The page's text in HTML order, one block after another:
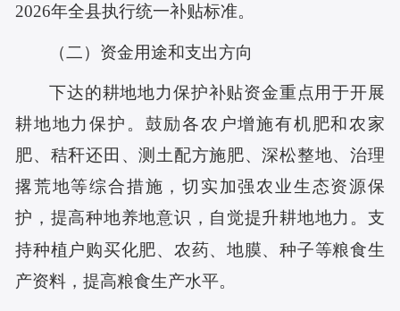
2026年全县执行统一补贴标准。
（二）资金用途和支出方向
下达的耕地地力保护补贴资金重点用于开展
耕地地力保护。鼓励各农户增施有机肥和农家
肥、秸秆还田、测土配方施肥、深松整地、治理
撂荒地等综合措施，切实加强农业生态资源保
护，提高种地养地意识，自觉提升耕地地力。支
持种植户购买化肥、农药、地膜、种子等粮食生
产资料，提高粮食生产水平。